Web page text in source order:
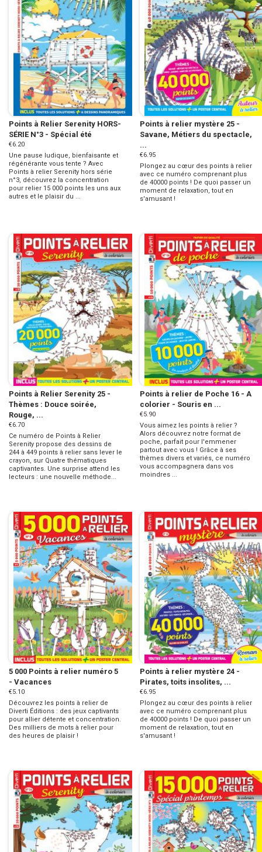
Points à Relier Serenity HORS-
SÉRIE N°3 - Spécial été
€6.20
Une pause ludique, bienfaisante et
régénérante vous tente ? Avec
Points à relier Serenity hors série
n°3, découvrez la concentration
pour relier 15 000 points les uns aux
autres et le plaisir du ...
Points à relier mystère 25 -
Savane, Métiers du spectacle,
...
€6.95
Plongez au cœur des points à relier
avec ce numéro comprenant plus
de 40000 points ! De quoi passer un
moment de relaxation, tout en
s'amusant !
Points à Relier Serenity 25 -
Thèmes : Douce soirée,
Rouge, ...
€6.70
Ce numéro de Points à Relier
Serenity propose des dessins de
244 à 449 points à relier sans lever le
crayon, sur Quatre thématiques
captivantes. Une surprise attend les
lecteurs : une nouvelle méthode...
Points à relier de Poche 16 - A
colorier - Souris en ...
€5.90
Vous aimez les points à relier ?
Alors découvrez notre format de
poche, parfait pour l'emmener
partout avec vous ! Grâce à ses
thèmes divers et variés, ce numéro
vous accompagnera dans vos
moindres ...
5 000 Points à relier numéro 5
- Vacances
€5.10
Découvrez les points à relier de
Diverti Éditions : des jeux captivants
pour allier détente et concentration.
Des milliers de mots à relier pour
des heures de plaisir !
Points à relier mystère 24 -
Pirates, toits insolites, ...
€6.95
Plongez au cœur des points à relier
avec ce numéro comprenant plus
de 40000 points ! De quoi passer un
moment de relaxation, tout en
s'amusant !